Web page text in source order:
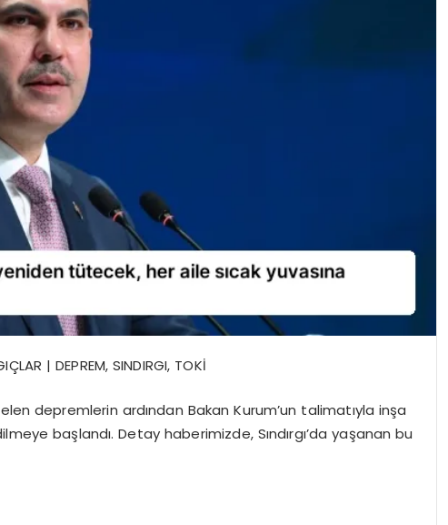
| DEPREM, SINDIRGI, TOKİ
depremlerin ardından Bakan Kurum’un talimatıyla inşa
başlandı. Detay haberimizde, Sındırgı’da yaşanan bu